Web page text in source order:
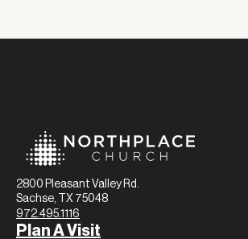
2800 Pleasant Valley Rd.
Sachse, TX 75048
972.495.1116
Plan A Visit